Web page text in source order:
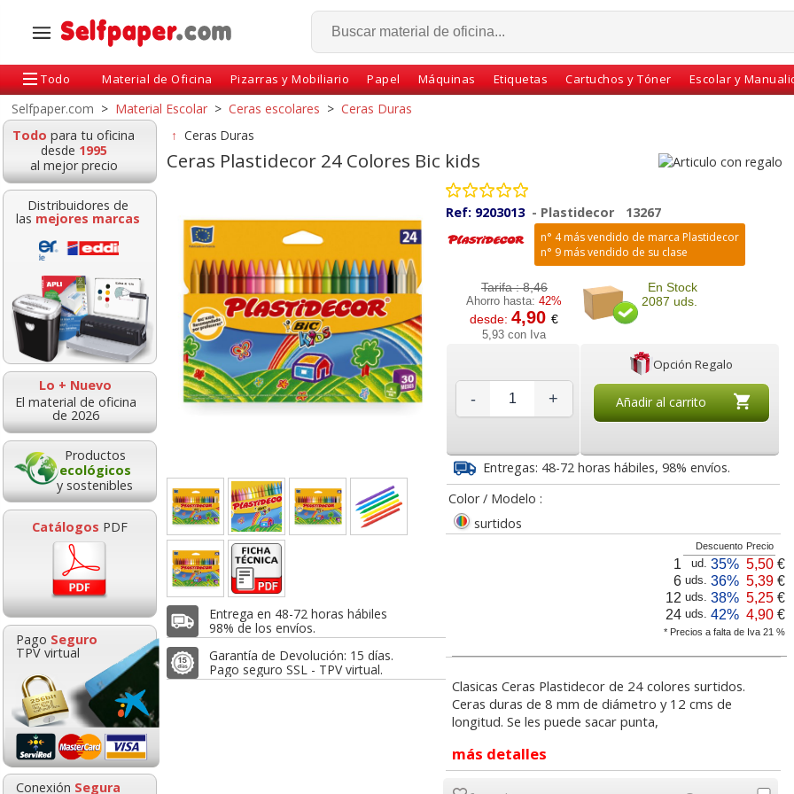
Todo Material de Oficina Pizarras y Mobiliario Papel Máquinas Etiquetas Cartuchos y Tóner Escolar y
Selfpaper.com > Material Escolar > Ceras escolares > Ceras Duras
Todo para tu oficina
desde 1995
al mejor precio
Distribuidores de
las mejores marcas
Lo + Nuevo
El material de oficina
de 2026
Productos
ecológicos
y sostenibles
Catálogos PDF
Pago Seguro
TPV virtual
Conexión Segura
↑ Ceras Duras
Ceras Plastidecor 24 Colores Bic kids
Entrega en 48-72 horas hábiles
98% de los envíos.
Garantía de Devolución: 15 días.
Pago seguro SSL - TPV virtual.
Ref: 9203013 - Plastidecor 13267
n° 4 más vendido de marca Plastidecor
n° 9 más vendido de su clase
Tarifa :8,46
Ahorro hasta:42%
desde:4,90€
5,93 con Iva
En Stock
2087 uds.
- +
Opción Regalo
Añadir al carrito
Entregas: 48-72 horas hábiles, 98% envíos.
Color / Modelo :
surtidos
* Precios a falta de Iva 21 %
Descuento Precio
1 ud. 35% 5,50 €
6 uds. 36% 5,39 €
12 uds. 38% 5,25 €
24 uds. 42% 4,90 €
Clasicas Ceras Plastidecor de 24 colores surtidos.
Ceras duras de 8 mm de diámetro y 12 cms de
longitud. Se les puede sacar punta,
más detalles
Class
Caja 352
uds
48,38 €
con Iva
Ceras Jovicolor Bote 16
colores + Sacapuntas
Gratis
3,33
Ceras Jovicolor 12
colores Surtidos - ceras
duras -
2,33
Ceras Plastidecor 12
Colores Bic Kids
desde:2,30 desde:41,07 €
Jovicolor 12
- ceras
duras -
2,33 €
con Iva
Ceras Plastidecor 12
Colores Bic Kids
desde:
Caja 300 ceras Jovicolor
Classpack
uds
desde:48,38 €
Ceras Jovicolor Bote 16
Gratis
moldeable maleable
para carboncillo o
Cartucho HP 304 - 302
Negro, original
N9K06AE
Cartucho HP 304XL -
302XL Tricolor alta